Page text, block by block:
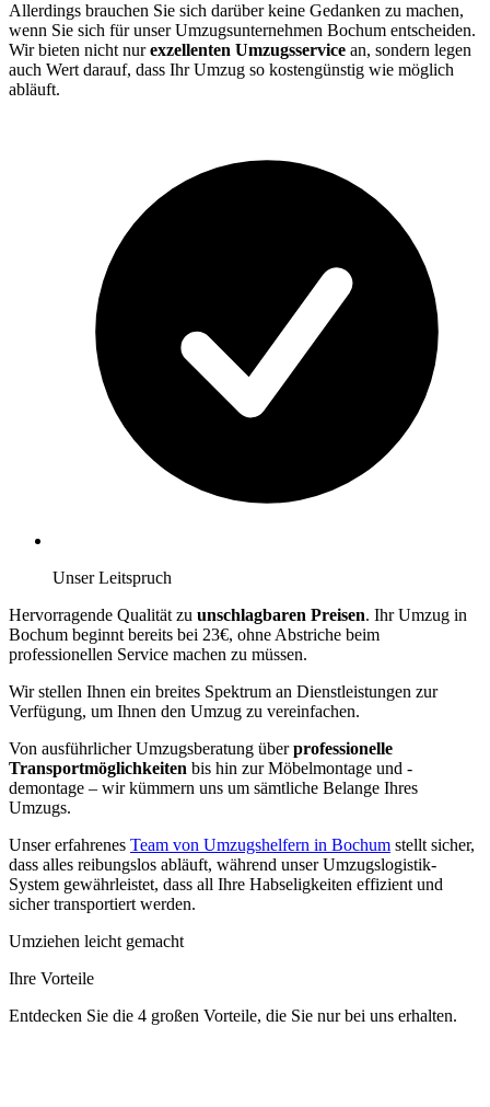
Allerdings brauchen Sie sich darüber keine Gedanken zu machen,
wenn Sie sich für unser Umzugsunternehmen Bochum entscheiden.
Wir bieten nicht nurexzellenten Umzugsservice an, sondern legen
auch Wert darauf, dass Ihr Umzug so kostengünstig wie möglich
abläuft.
Unser Leitspruch
Hervorragende Qualität zu unschlagbaren Preisen. Ihr Umzug in
Bochum beginnt bereits bei 23€, ohne Abstriche beim
professionellen Service machen zu müssen.
Wir stellen Ihnen ein breites Spektrum an Dienstleistungen zur
Verfügung, um Ihnen den Umzug zu vereinfachen.
Von ausführlicher Umzugsberatung überprofessionelle
Transportmöglichkeiten bis hin zur Möbelmontage und -
demontage – wir kümmern uns um sämtliche Belange Ihres
Umzugs.
Unser erfahrenes Team von Umzugshelfern in Bochum stellt sicher,
dass alles reibungslos abläuft, während unser Umzugslogistik-
System gewährleistet, dass all Ihre Habseligkeiten effizient und
sicher transportiert werden.
Umziehen leicht gemacht
Ihre Vorteile
Entdecken Sie die 4 großen Vorteile, die Sie nur bei uns erhalten.